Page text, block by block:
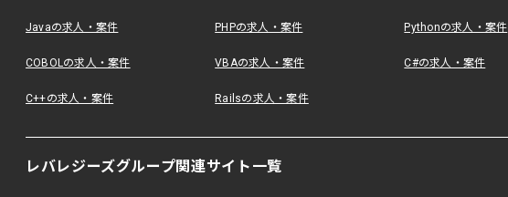
Javaの求人・案件 PHPの求人・案件 Pythonの求人・案件
COBOLの求人・案件 VBAの求人・案件 C#の求人・案件
C++の求人・案件 Railsの求人・案件
レバレジーズグループ関連サイト一覧